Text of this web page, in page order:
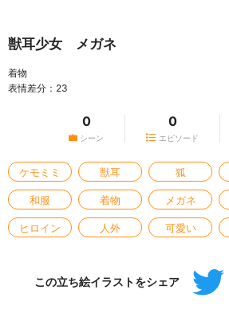
獣耳少女 メガネ
着物
表情差分：23
シーン
0
エピソード
0
ケモミミ 獣耳 狐
和服 着物 メガネ
ヒロイン 人外 可愛い
この立ち絵イラストをシェア